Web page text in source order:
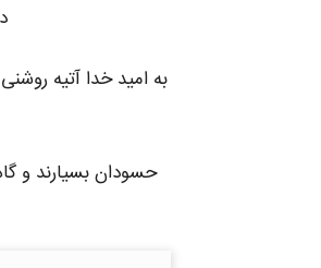
به امید خدا آتیه
حسودان بسیارند و